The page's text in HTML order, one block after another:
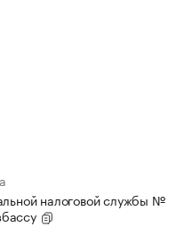
налоговой службы №